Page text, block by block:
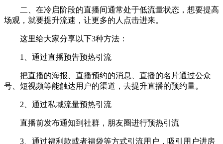
二、在冷启阶段的直播间通常处于低流量状态，想要提高
场观，就要提升流速，让更多的人点击进来。
这里给大家分享以下3种方法：
1、通过直播预告预热引流
把直播的海报、直播预约的消息、直播的名片通过公众
号、短视频等能触达用户的渠道，去提升直播的预约量。
2、通过私域流量预热引流
直播前发布通知到社群，朋友圈进行预热引流
3、通过福利款或者福袋等方式引流用户，吸引用户进房